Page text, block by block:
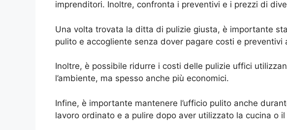
imprenditori. Inoltre, confronta i preventivi e i prezzi di
Una volta trovata la ditta di pulizie giusta, è importante
pulito e accogliente senza dover pagare costi e
Inoltre, è possibile ridurre i costi delle pulizie uffici
l’ambiente, ma spesso anche più economici.
Infine, è importante mantenere l’ufficio pulito anche
lavoro ordinato e a pulire dopo aver utilizzato la cucina o